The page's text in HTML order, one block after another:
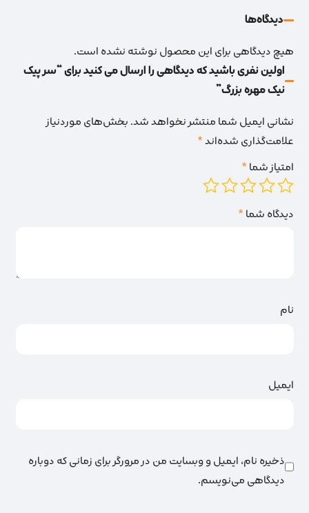
دیدگاه‌‌ها
هیچ دیدگاهی برای این محصول نوشته نشده است.
اولین نفری باشید که دیدگاهی را ارسال می کنید برای “سر پیک
نیک مهره بزرگ”
نشانی ایمیل شما منتشر نخواهد شد.بخش‌های موردنیاز
علامت‌گذاری شده‌اند*
امتیاز شما*
دیدگاه شما*
نام
ایمیل
ذخیره نام، ایمیل و وبسایت من در مرورگر برای زمانی که دوباره
دیدگاهی می‌نویسم.